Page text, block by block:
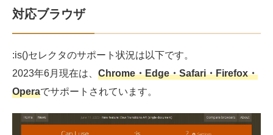
対応ブラウザ
:is()セレクタのサポート状況は以下です。
2023年6月現在は、 Chrome・Edge・Safari・Firefox・
Operaでサポートされています。